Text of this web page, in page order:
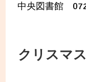
中央図書館
クリスマ